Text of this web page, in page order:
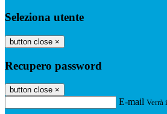
Seleziona utente
button close ×
Recupero password
button close ×
E-mail Verrà